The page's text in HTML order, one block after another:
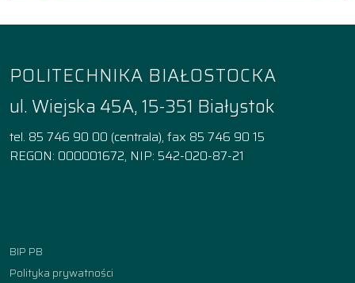
POLITECHNIKA BIAŁOSTOCKA
ul. Wiejska 45A, 15-351 Białystok
tel. 85 746 90 00 (centrala), fax 85 746 90 15
REGON: 000001672, NIP: 542-020-87-21
BIP PB
Polityka prywatności